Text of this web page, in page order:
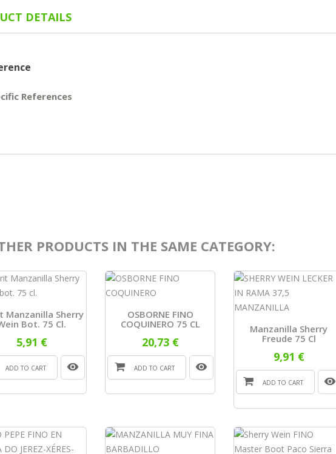
DETAILS
References
PRODUCTS IN THE SAME CATEGORY:
Manzanilla Sherry
Bot. 75 Cl.
5,91 €
ADD TO CART
OSBORNE FINO
COQUINERO 75 CL
20,73 €
ADD TO CART
Manzanilla Sherry
Freude 75 Cl
9,91 €
ADD TO CART